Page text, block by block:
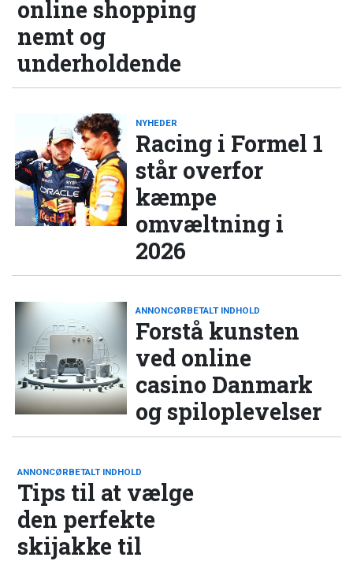
online shopping
nemt og
underholdende
NYHEDER
Racing i Formel 1
står overfor
kæmpe
omvæltning i
2026
ANNONCØRBETALT INDHOLD
Forstå kunsten
ved online
casino Danmark
og spiloplevelser
ANNONCØRBETALT INDHOLD
Tips til at vælge
den perfekte
skijakke til